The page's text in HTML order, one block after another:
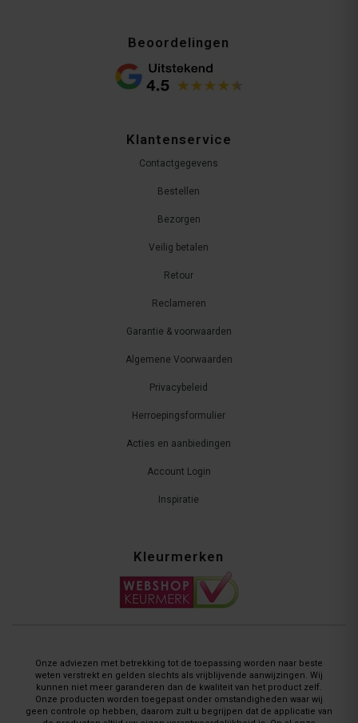
Beoordelingen
Klantenservice
Contactgegevens
Bestellen
Bezorgen
Veilig betalen
Retour
Reclameren
Garantie & voorwaarden
Algemene Voorwaarden
Privacybeleid
Herroepingsformulier
Acties en aanbiedingen
Account Login
Inspiratie
Kleurmerken
Onze adviezen met betrekking tot de toepassing worden naar beste
weten verstrekt en gelden slechts als vrijblijvende aanwijzingen. Wij
kunnen niet meer garanderen dan de kwaliteit van het product zelf.
Onze producten worden toegepast onder omstandigheden waar wij
geen controle op hebben, daarom zult u begrijpen dat de applicatie van